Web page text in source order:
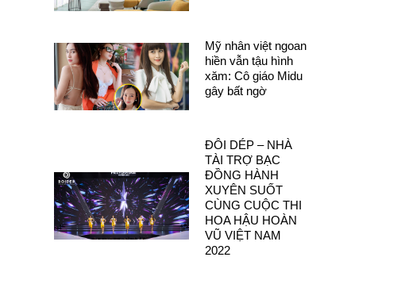
Mỹ nhân việt ngoan
hiền vẫn tậu hình
xăm: Cô giáo Midu
gây bất ngờ
ĐÔI DÉP – NHÀ
TÀI TRỢ BẠC
ĐỒNG HÀNH
XUYÊN SUỐT
CÙNG CUỘC THI
HOA HẬU HOÀN
VŨ VIỆT NAM
2022